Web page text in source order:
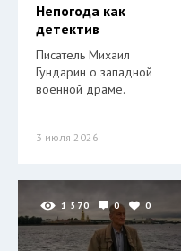
Непогода как
детектив
Писатель Михаил
Гундарин о западной
военной драме.
3 июля 2026
1 570 0 0